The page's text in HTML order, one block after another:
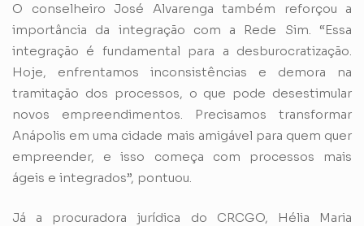
O conselheiro José Alvarenga também reforçou a
importância da integração com a Rede Sim. “Essa
integração é fundamental para a desburocratização.
Hoje, enfrentamos inconsistências e demora na
tramitação dos processos, o que pode desestimular
novos empreendimentos. Precisamos transformar
Anápolis em uma cidade mais amigável para quem quer
empreender, e isso começa com processos mais
ágeis e integrados”, pontuou.
Já a procuradora jurídica do CRCGO, Hélia Maria